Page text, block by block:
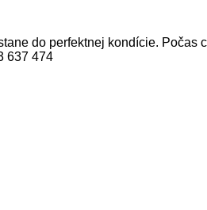
do perfektnej kondície. Počas
637 474